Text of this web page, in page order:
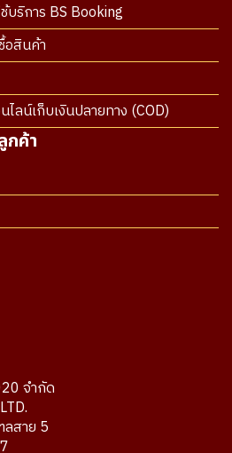
บริการ BS Booking
อสินค้า
ลน์เก็บเงินปลายทาง (COD)
กค้า
จำกัด
สาย 5